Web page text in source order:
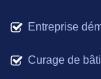
Entreprise
Curage de